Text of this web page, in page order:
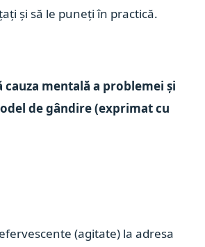
și să le puneți în practică.
cauza mentală a problemei și
de gândire (exprimat cu
(agitate) la adresa